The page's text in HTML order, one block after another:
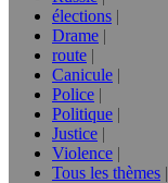
élections
Drame
route
Canicule
Police
Politique
Justice
Violence
Tous les thèmes